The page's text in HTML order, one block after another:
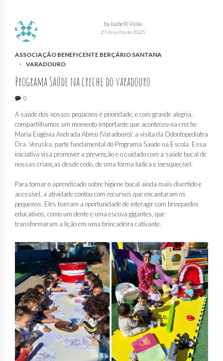
by Isabelli Viola
27 de julho de 2025
ASSOCIAÇÃO BENEFICENTE BERÇÁRIO SANTANA
VARADOURO
Programa Saúde na creche do varadouro
0
A saúde dos nossos pequenos é prioridade, e com grande alegria,
compartilhamos um momento importante que aconteceu na creche
Maria Eugênia Andrada Abreu (Varadouro): a visita da Odontopediatra
Dra. Veruska, parte fundamental do Programa Saúde na Escola. Essa
iniciativa visa promover a prevenção e o cuidado com a saúde bucal de
nossas crianças desde cedo, de uma forma lúdica e inesquecível.
Para tornar o aprendizado sobre higiene bucal ainda mais divertido e
acessível, a atividade contou com recursos que encantaram os
pequenos. Eles tiveram a oportunidade de interagir com brinquedos
educativos, como um dente e uma escova gigantes, que
transformaram a lição em uma brincadeira cativante.